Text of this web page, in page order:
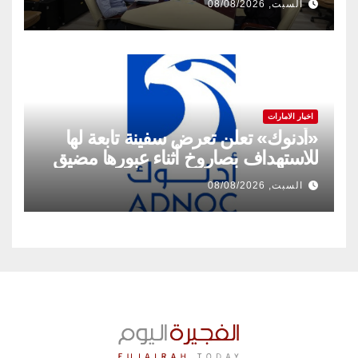
السبت, 08/08/2026
اخبار الامارات
«أدنوك» تعلن تعرض سفينة تابعة لها
للاستهداف بصاروخ أثناء عبورها مضيق
هرمزالسبت, 08/08/2026